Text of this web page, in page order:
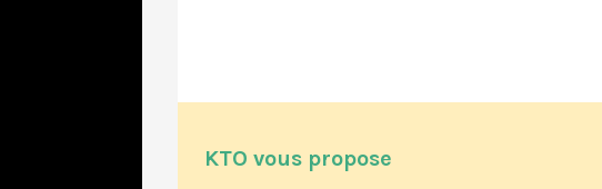
KTO vous propose